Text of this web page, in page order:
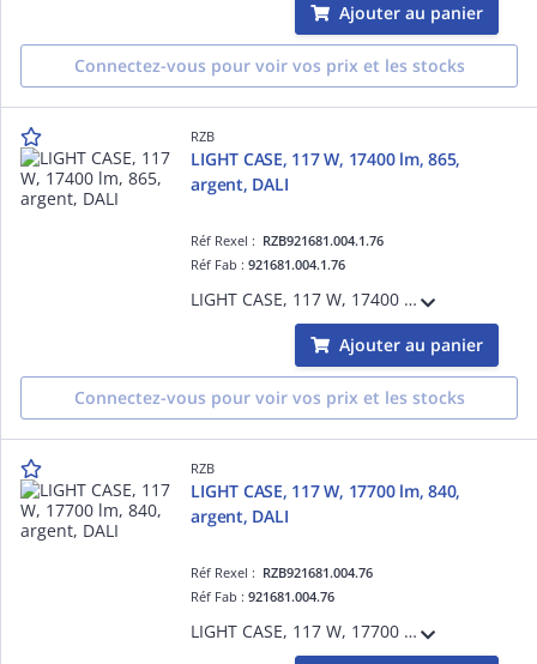
Ajouter au panier
Connectez-vous pour voir vos prix et les stocks
RZB
LIGHT CASE, 117 W, 17400 lm, 865,
argent, DALI
Réf Rexel : RZB921681.004.1.76
Réf Fab :921681.004.1.76
LIGHT CASE, 117 W, 17400 lm, 865, argent, DALI, Projecteurs pour halls, L 406 B 397 H 110, 55°/56°
Ajouter au panier
Connectez-vous pour voir vos prix et les stocks
RZB
LIGHT CASE, 117 W, 17700 lm, 840,
argent, DALI
Réf Rexel : RZB921681.004.76
Réf Fab :921681.004.76
LIGHT CASE, 117 W, 17700 lm, 840, argent, DALI, Projecteurs pour halls, L 406 B 397 H 110, 55°/57°